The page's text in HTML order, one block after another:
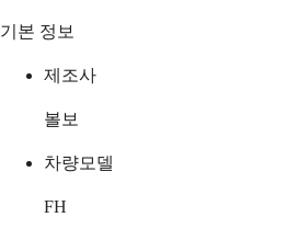
기본 정보
제조사
볼보
차량모델
FH